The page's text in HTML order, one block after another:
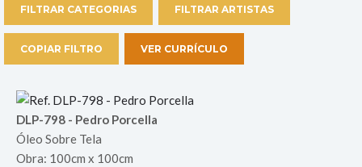
FILTRAR CATEGORIAS FILTRAR ARTISTAS
COPIAR FILTRO VER CURRÍCULO
DLP-798 - Pedro Porcella
Óleo Sobre Tela
Obra: 100cm x 100cm